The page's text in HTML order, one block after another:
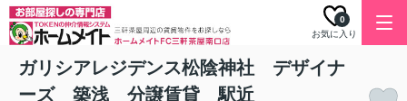
お気に入り
0
ガリシアレジデンス松陰神社 デザイナ
ーズ 築浅 分譲賃貸 駅近